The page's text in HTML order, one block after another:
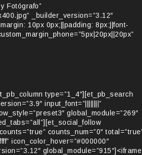
Fotógrafo”
_builder_version=”3.12″
10px 0px;||padding: 8px;||font-
type=”1_4″][et_pb_search
input_font=”||||||||”
global_module=”269″
counts_num=”0″
icon_color_hover=”#000000″
global_module=”915″]<iframe